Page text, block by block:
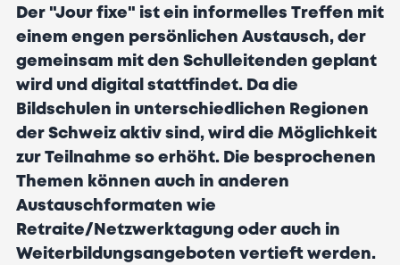
Der "Jour fixe" ist ein informelles Treffen mit
einem engen persönlichen Austausch, der
gemeinsam mit den Schulleitenden geplant
wird und digital stattfindet. Da die
Bildschulen in unterschiedlichen Regionen
der Schweiz aktiv sind, wird die Möglichkeit
zur Teilnahme so erhöht. Die besprochenen
Themen können auch in anderen
Austauschformaten wie
Retraite/Netzwerktagung oder auch in
Weiterbildungsangeboten vertieft werden.